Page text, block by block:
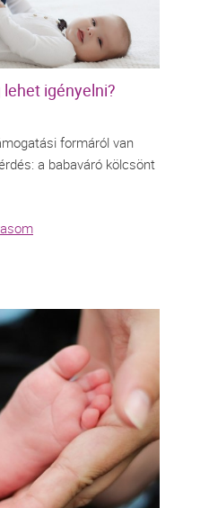
igényelni?
formáról van
a babaváró kölcsönt